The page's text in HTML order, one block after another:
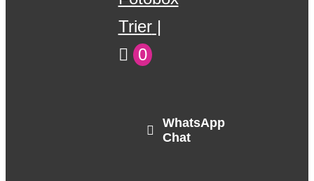
Trier
0
WhatsApp
Chat